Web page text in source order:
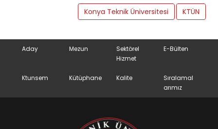
Konya Teknik Üniversitesi KTÜN
Aday Mezun
Sektörel
Hizmet
E-Bülten
Ktunsem Kütüphane Kalite
Sıralamal
arımız